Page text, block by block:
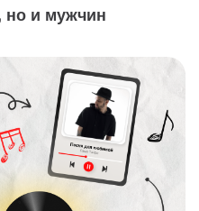
но и мужчин